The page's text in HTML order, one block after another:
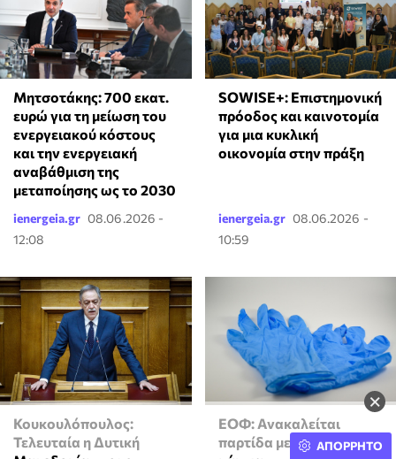
×
Μητσοτάκης: 700 εκατ.
ευρώ για τη μείωση του
ενεργειακού κόστους
και την ενεργειακή
αναβάθμιση της
μεταποίησης ως το 2030
ienergeia.gr 08.06.2026 -
12:08
SOWISE+: Επιστημονική
πρόοδος και καινοτομία
για μια κυκλική
οικονομία στην πράξη
ienergeia.gr 08.06.2026 -
10:59
Κουκουλόπουλος:
Τελευταία η Δυτική
ΕΟΦ: Ανακαλείται
παρτίδα με χειρουργικά
ΑΠΟΡΡΗΤΟ